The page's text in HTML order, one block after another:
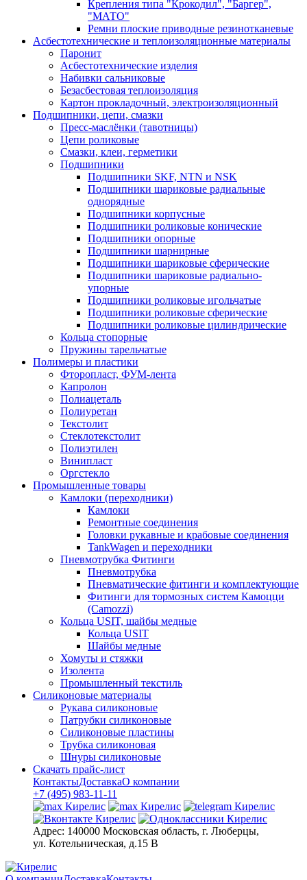
Крепления типа "Крокодил", "Баргер",
"МАТО"
Ремни плоские приводные резинотканевые
Асбестотехнические и теплоизоляционные материалы
Паронит
Асбестотехнические изделия
Набивки сальниковые
Безасбестовая теплоизоляция
Картон прокладочный, электроизоляционный
Подшипники, цепи, смазки
Пресс-маслёнки (тавотницы)
Цепи роликовые
Смазки, клеи, герметики
Подшипники
Подшипники SKF, NTN и NSK
Подшипники шариковые радиальные
однорядные
Подшипники корпусные
Подшипники роликовые конические
Подшипники опорные
Подшипники шарнирные
Подшипники шариковые сферические
Подшипники шариковые радиально-
упорные
Подшипники роликовые игольчатые
Подшипники роликовые сферические
Подшипники роликовые цилиндрические
Кольца стопорные
Пружины тарельчатые
Полимеры и пластики
Фторопласт, ФУМ-лента
Капролон
Полиацеталь
Полиуретан
Текстолит
Стеклотекстолит
Полиэтилен
Винипласт
Оргстекло
Промышленные товары
Камлоки (переходники)
Камлоки
Ремонтные соединения
Головки рукавные и крабовые соединения
TankWagen и переходники
Пневмотрубка Фитинги
Пневмотрубка
Пневматические фитинги и комплектующие
Фитинги для тормозных систем Камоцци
(Camozzi)
Кольца USIT, шайбы медные
Кольца USIT
Шайбы медные
Хомуты и стяжки
Изолента
Промышленный текстиль
Силиконовые материалы
Рукава силиконовые
Патрубки силиконовые
Силиконовые пластины
Трубка силиконовая
Шнуры силиконовые
Скачать прайс-лист
КонтактыДоставкаО компании
+7 (495) 983-11-11
Адрес: 140000 Московская область, г. Люберцы,
ул. Котельническая, д.15 В